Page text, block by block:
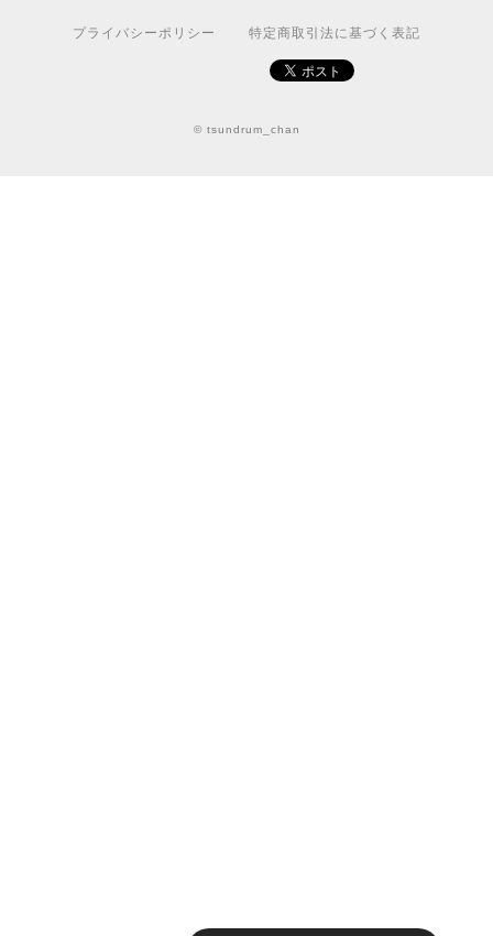
プライバシーポリシー 特定商取引法に基づく表記
© tsundrum_chan